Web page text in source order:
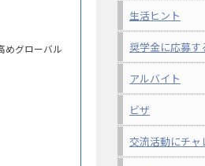
めグローバル
生活ヒント
奨学金に応募す
アルバイト
ビザ
交流活動にチャ